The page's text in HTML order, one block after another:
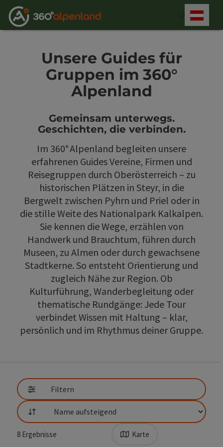
Zum Inhalt
Zur Navigation
Zum Seitenanfang
Zur Kontaktseite
Zur Suche
Zum Impressum
Zu den Hinweisen zur Bedienung der Website
Zur Startseite
Unsere Guides für
Gruppen im 360°
Alpenland
Gemeinsam unterwegs.
Geschichten, die verbinden.
Im 360° Alpenland begleiten unsere
erfahrenen Guides Vereine, Firmen und
Reisegruppen durch Oberösterreich – zu
historischen Plätzen in Steyr, in die
Bergwelt zwischen Pyhrn und Priel oder in
die stille Weite des Nationalpark Kalkalpen.
Sie kennen die Wege, erzählen von
Handwerk und Brauchtum, führen durch
Museen, zu Almen oder durch gewachsene
Stadtkerne. So entsteht Orientierung und
zugleich Nähe zur Region. Ob
Kulturführung, Wanderbegleitung oder
thematische Rundgänge: Jede Tour
verbindet Wissen mit Haltung – klar,
persönlich und im Rhythmus deiner Gruppe.
Filtern
Sortierung
8 Ergebnisse Karte